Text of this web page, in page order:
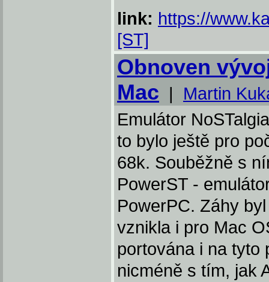
link: https://
[ST]
Obnoven
Mac | Martin
Emulátor
to bylo ještě pro
68k. Souběžně s
PowerST -
PowerPC. Záhy
vznikla i pro Mac
portována i na tyto
nicméně s tím, jak